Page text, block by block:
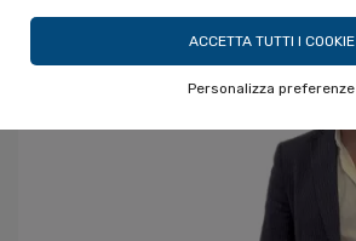
ACCETTA TUTTI I COOKIE
Personalizza preferenze